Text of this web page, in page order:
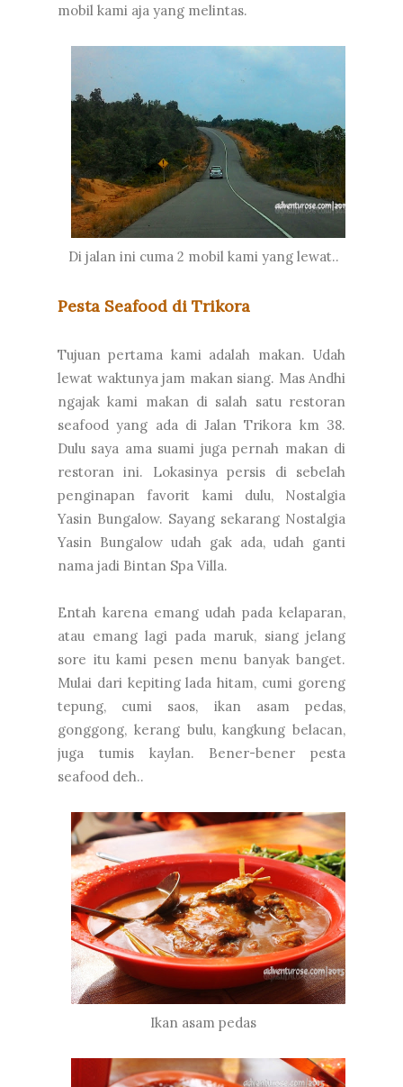
mobil kami aja yang melintas.
Di jalan ini cuma 2 mobil kami yang lewat..
Pesta Seafood di Trikora
Tujuan pertama kami adalah makan. Udah
lewat waktunya jam makan siang. Mas Andhi
ngajak kami makan di salah satu restoran
seafood yang ada di Jalan Trikora km 38.
Dulu saya ama suami juga pernah makan di
restoran ini. Lokasinya persis di sebelah
penginapan favorit kami dulu, Nostalgia
Yasin Bungalow. Sayang sekarang Nostalgia
Yasin Bungalow udah gak ada, udah ganti
nama jadi Bintan Spa Villa.
Entah karena emang udah pada kelaparan,
atau emang lagi pada maruk, siang jelang
sore itu kami pesen menu banyak banget.
Mulai dari kepiting lada hitam, cumi goreng
tepung, cumi saos, ikan asam pedas,
gonggong, kerang bulu, kangkung belacan,
juga tumis kaylan. Bener-bener pesta
seafood deh..
Ikan asam pedas